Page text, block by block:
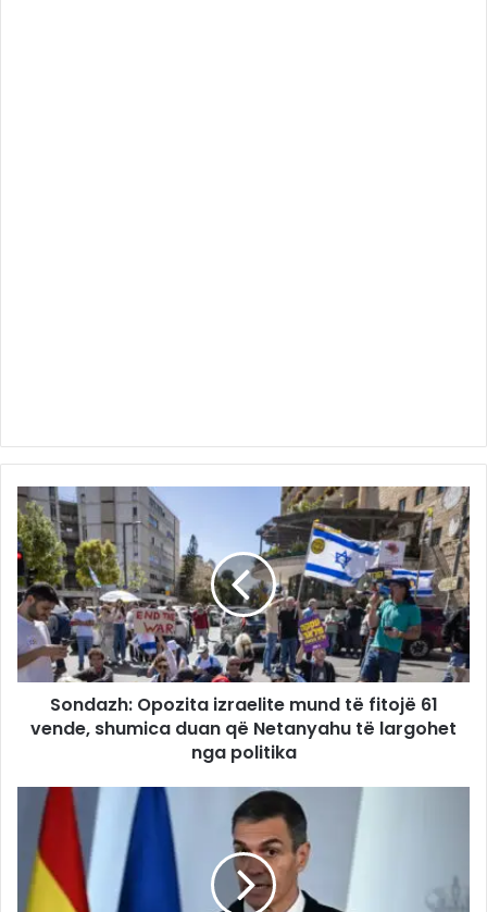
Sondazh: Opozita izraelite mund të fitojë 61
vende, shumica duan që Netanyahu të largohet
nga politika